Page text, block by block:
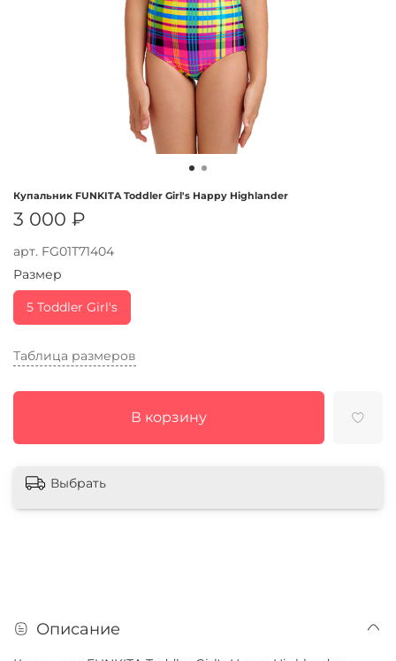
арт. FG01T71404
Купальник FUNKITA Toddler Girl's Happy Highlander
3 000 ₽
Таблица размеров
В корзину
Размер
5 Toddler Girl's
Выбрать
Описание